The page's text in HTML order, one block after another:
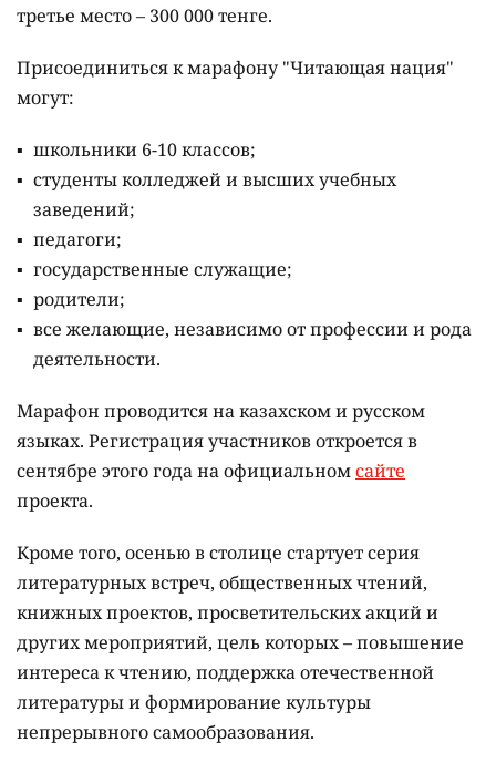
третье место – 300 000 тенге.
Присоединиться к марафону "Читающая нация"
могут:
школьники 6-10 классов;
студенты колледжей и высших учебных
заведений;
педагоги;
государственные служащие;
родители;
все желающие, независимо от профессии и рода
деятельности.
Марафон проводится на казахском и русском
языках. Регистрация участников откроется в
сентябре этого года на официальномсайте
проекта.
Кроме того, осенью в столице стартует серия
литературных встреч, общественных чтений,
книжных проектов, просветительских акций и
других мероприятий, цель которых –повышение
интереса к чтению, поддержка отечественной
литературы и формирование культуры
непрерывного самообразования.